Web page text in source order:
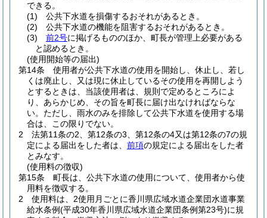
できる。
(1)
公共下水道を損傷するおそれがあるとき。
(2)
公共下水道の機能を阻害するおそれがあるとき。
(3)
前2号に掲げるもののほか、町長が管理上必要がある
と認めるとき。
(使用開始等の届出)
第14条
使用者が公共下水道の使用を開始し、休止し、若し
くは廃止し、又は現に休止しているその使用を再開しよう
とするときは、当該使用者は、規則で定めるところによ
り、あらかじめ、その旨を町長に届け出なければならな
い。 ただし、雨水のみを排除して公共下水道を使用する場
合は、この限りでない。
2
法第11条の2、第12条の3、第12条の4又は第12条の7の規
定による届出をした者は、 前項の規定による届出をした者
とみなす。
(使用料の徴収)
第15条
町長は、公共下水道の使用について、使用者から使
用料を徴収する。
2
使用料は、2使用月ごとに香川県広域水道企業団水道事業
給水条例(平成30年香川県広域水道企業団条例第23号)に規